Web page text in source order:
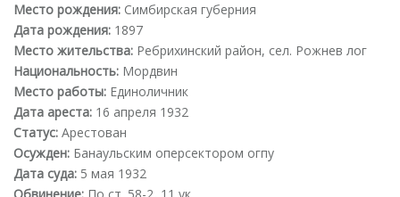
Место рождения: Симбирская губерния
Дата рождения: 1897
Место жительства: Ребрихинский район, сел. Рожнев лог
Национальность: Мордвин
Место работы: Единоличник
Дата ареста: 16 апреля 1932
Статус: Арестован
Осужден: Банаульским оперсектором огпу
Дата суда: 5 мая 1932